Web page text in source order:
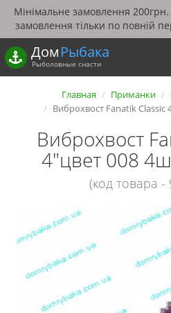
Мінімальне замовлення
замовлення тільки по повній
ДомРыбака
Рыболовные снасти
Главная Приманки
Виброхвост Fanatik Classic
Виброхвост
4"цвет 008
(код товара -